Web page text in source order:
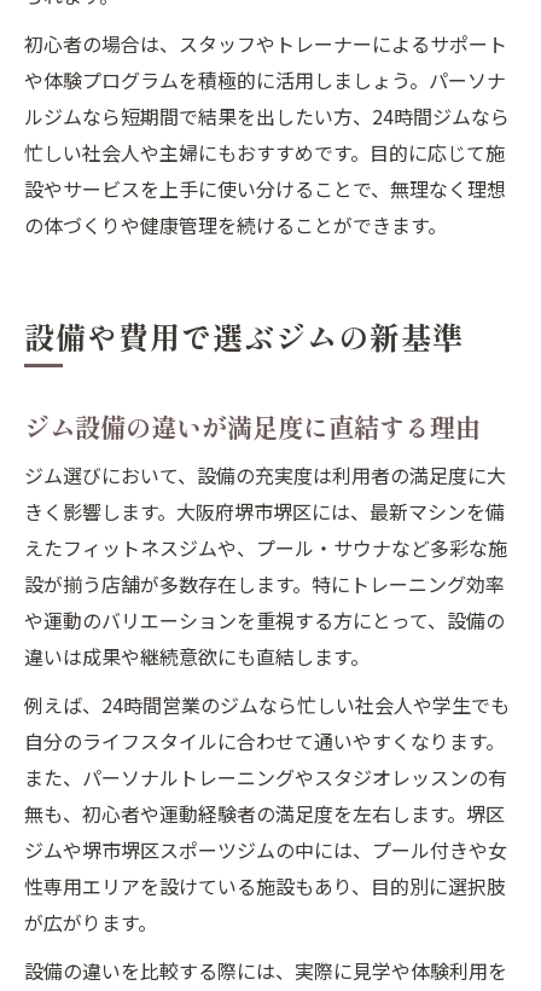
初心者の場合は、スタッフやトレーナーによるサポート
や体験プログラムを積極的に活用しましょう。パーソナ
ルジムなら短期間で結果を出したい方、24時間ジムなら
忙しい社会人や主婦にもおすすめです。目的に応じて施
設やサービスを上手に使い分けることで、無理なく理想
の体づくりや健康管理を続けることができます。
設備や費用で選ぶジムの新基準
ジム設備の違いが満足度に直結する理由
ジム選びにおいて、設備の充実度は利用者の満足度に大
きく影響します。大阪府堺市堺区には、最新マシンを備
えたフィットネスジムや、プール・サウナなど多彩な施
設が揃う店舗が多数存在します。特にトレーニング効率
や運動のバリエーションを重視する方にとって、設備の
違いは成果や継続意欲にも直結します。
例えば、24時間営業のジムなら忙しい社会人や学生でも
自分のライフスタイルに合わせて通いやすくなります。
また、パーソナルトレーニングやスタジオレッスンの有
無も、初心者や運動経験者の満足度を左右します。堺区
ジムや堺市堺区スポーツジムの中には、プール付きや女
性専用エリアを設けている施設もあり、目的別に選択肢
が広がります。
設備の違いを比較する際には、実際に見学や体験利用を